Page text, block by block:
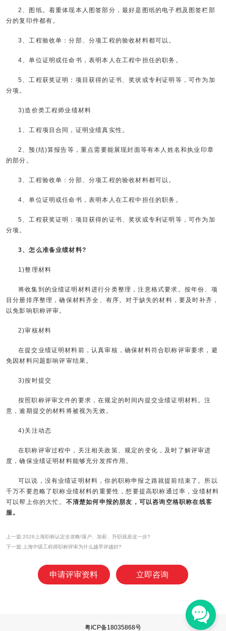
2、图纸。着重体现本人图签部分，最好是图纸的电子档及图签栏部
分的复印件都有。
3、工程验收单：分部、分项工程的验收材料都可以。
4、单位证明或任命书，表明本人在工程中担任的职务。
5、工程获奖证明：项目获得的证书、奖状或专利证明等，可作为加
分项。
3)造价类工程师业绩材料
1、工程项目合同，证明业绩真实性。
2、预(结)算报告等，重点需要能展现封面等有本人姓名和执业印章
的部分。
3、工程验收单：分部、分项工程的验收材料都可以。
4、单位证明或任命书，表明本人在工程中担任的职务。
5、工程获奖证明：项目获得的证书、奖状或专利证明等，可作为加
分项。
3、怎么准备业绩材料?
1)整理材料
将收集到的业绩证明材料进行分类整理，注意格式要求。按年份、项
目分册排序整理，确保材料齐全、有序。对于缺失的材料，要及时补齐，
以免影响职称评审。
2)审核材料
在提交业绩证明材料前，认真审核，确保材料符合职称评审要求，避
免因材料问题影响评审结果。
3)按时提交
按照职称评审文件的要求，在规定的时间内提交业绩证明材料。注
意，逾期提交的材料将被视为无效。
4)关注动态
在职称评审过程中，关注相关政策、规定的变化，及时了解评审进
度，确保业绩证明材料能够充分发挥作用。
可以说，没有业绩证明材料，你的职称申报之路就提前结束了。所以
千万不要忽略了职称业绩材料的重要性，想要提高职称通过率，业绩材料
可以帮上你的大忙。 不清楚如何申报的朋友，可以咨询空格职称在线客
服。
上一篇:2026上海职称认定全攻略!落户、加薪、升职就差这一步?
下一篇:上海中级工程师职称评审为什么越早评越好?
申请评审资料 立即咨询
粤ICP备18035868号